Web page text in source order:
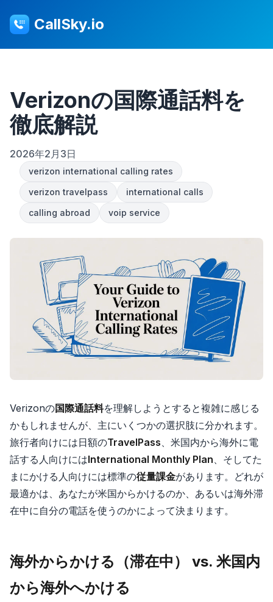
CallSky.io
Verizonの国際通話料を
徹底解説
2026年2月3日
verizon international calling rates
verizon travelpass
international calls
calling abroad
voip service
Verizonの国際通話料を理解しようとすると複雑に感じる
かもしれませんが、主にいくつかの選択肢に分かれます。
旅行者向けには日額のTravelPass、米国内から海外に電
話する人向けにはInternational Monthly Plan、そしてた
まにかける人向けには標準の従量課金があります。どれが
最適かは、あなたが米国からかけるのか、あるいは海外滞
在中に自分の電話を使うのかによって決まります。
海外からかける（滞在中） vs. 米国内
から海外へかける